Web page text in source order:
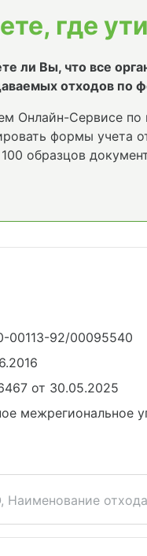
где
ли Вы, что все
отходов по
Онлайн-Сервисе по
формы учета
образцов
00113-92/00095540
от 30.05.2025
межрегиональное
Наименование